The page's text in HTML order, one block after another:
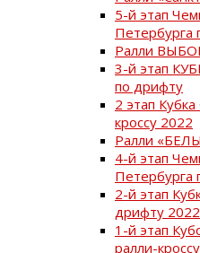
5-й этап
Петербурга
Ралли
3-й этап
по дрифту
2 этап
кроссу 2022
Ралли
4-й этап
Петербурга
2-й этап
дрифту 2022
1-й этап
ралли-